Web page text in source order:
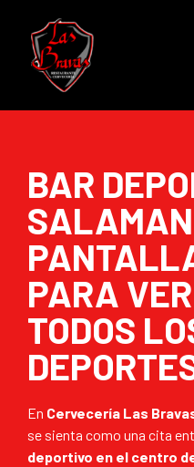
BAR
PARA
TODOS
En Cervecería Las
se sienta como una cita
deportivo en el centro